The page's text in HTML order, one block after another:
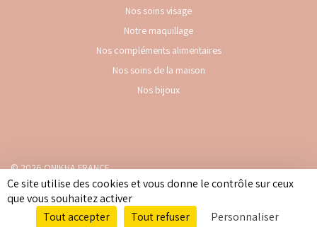
Nos soins visage
Notre maquillage
Nos compléments alimentaires
Nos soins de la maison
Nos bijoux
© 2026 ONIKHA FRANCE
Mentions légales
Politique de confidentialité
Ce site utilise des cookies et vous donne le contrôle sur ceux
que vous souhaitez activer
Tout accepter
Tout refuser Personnaliser